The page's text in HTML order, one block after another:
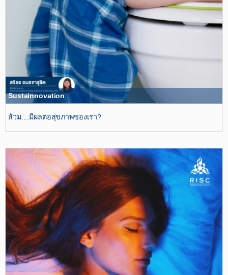
Sustainnovation
ส้วม....มีผลต่อสุขภาพของเรา?